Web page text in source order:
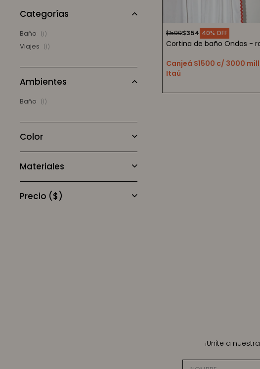
$354
$590 40
Cortina de baño Ondas -
Canjeá $1500 c/ 3000
Itaú
Categorías
Baño (1)
Viajes (1)
Precio ($)
Color
Ambientes
Baño (1)
Materiales
¡Unite a